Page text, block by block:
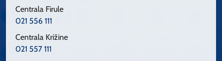
Centrala Firule
021 556 111
Centrala Križine
021 557 111